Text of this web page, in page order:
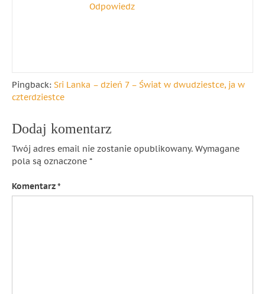
Odpowiedz
Pingback: Sri Lanka – dzień 7 – Świat w dwudziestce, ja w
czterdziestce
Dodaj komentarz
Twój adres email nie zostanie opublikowany. Wymagane
pola są oznaczone *
Komentarz*